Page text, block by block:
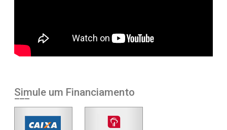
Simule um Financiamento